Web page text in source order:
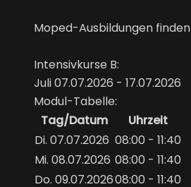
Moped-Ausbildungen
Intensivkurse B:
Juli 07.07.2026 - 17.07.2026
Modul-Tabelle:
Tag/Datum
Uhrzeit
Di. 07.07.2026 08:00 - 11:40
Mi. 08.07.2026 08:00 - 11:40
Do. 09.07.202608:00 - 11:40